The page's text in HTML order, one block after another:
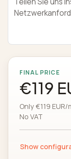
FINAL PRICE
€119
Only €119
No VAT
Show